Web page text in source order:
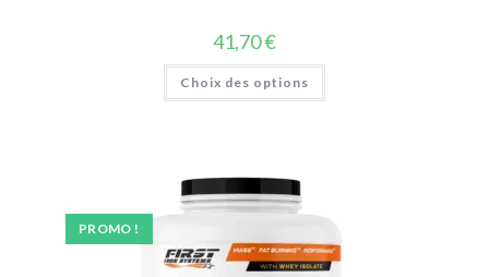
41,70€
Choix des options
PROMO !